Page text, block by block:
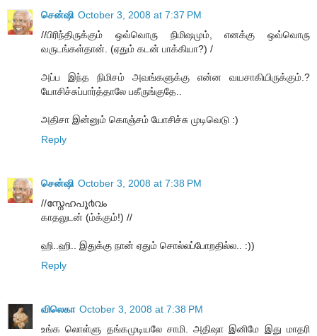
சென்ஷி October 3, 2008 at 7:37 PM
//பிரிந்திருக்கும் ஒவ்வொரு நிமிஷமும், எனக்கு ஒவ்வொரு
வருடங்கள்தான். (ஏதும் கடன் பாக்கியா?) /
அப்ப இந்த நிமிசம் அவங்களுக்கு என்ன வயசாகியிருக்கும்.?
யோசிச்சுப்பார்த்தாலே பகீருங்குதே..
அதிசா இன்னும் கொஞ்சம் யோசிச்சு முடிவெடு :)
Reply
சென்ஷி October 3, 2008 at 7:38 PM
//സ്നേഹപൂ൪വം
காதலுடன் (ம்க்கும்!) //
ஹி..ஹி.. இதுக்கு நான் ஏதும் சொல்லப்போறதில்ல.. :))
Reply
விலெகா October 3, 2008 at 7:38 PM
உங்க லொள்ளு தங்கமுடியலே சாமி. அதிஷா இனிமே இது மாதரி